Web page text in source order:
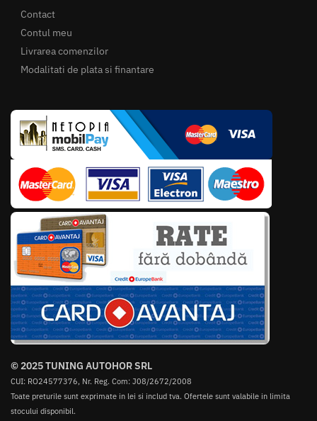
Contact
Contul meu
Livrarea comenzilor
Modalitati de plata si finantare
© 2025 TUNING AUTOHOR SRL
CUI: RO24577376, Nr. Reg. Com: J08/2672/2008
Toate preturile sunt exprimate in lei si includ tva. Ofertele sunt valabile in limita
stocului disponibil.